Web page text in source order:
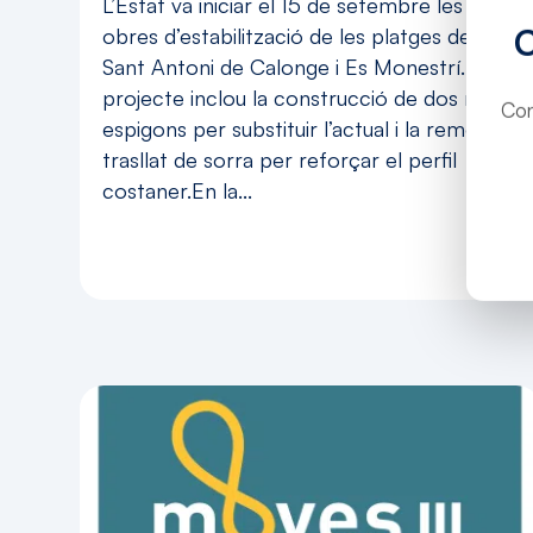
obres d’estabilització de les platges de
Sant Antoni de Calonge i Es Monestrí.El
projecte inclou la construcció de dos nous
espigons per substituir l’actual i la remoció i
trasllat de sorra per reforçar el perfil
costaner.En la...